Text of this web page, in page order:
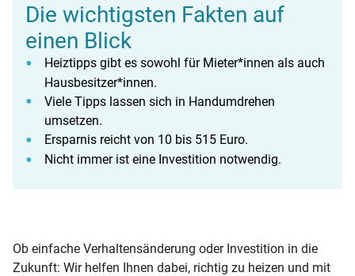
Die wichtigsten Fakten auf
einen Blick
Heiztipps gibt es sowohl für Mieter*innen als auch
Hausbesitzer*innen.
Viele Tipps lassen sich in Handumdrehen
umsetzen.
Ersparnis reicht von 10 bis 515 Euro.
Nicht immer ist eine Investition notwendig.
Ob einfache Verhaltensänderung oder Investition in die
Zukunft: Wir helfen Ihnen dabei, richtig zu heizen und mit